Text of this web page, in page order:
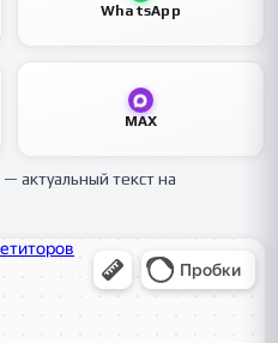
WhatsApp
MAX
— актуальный текст на